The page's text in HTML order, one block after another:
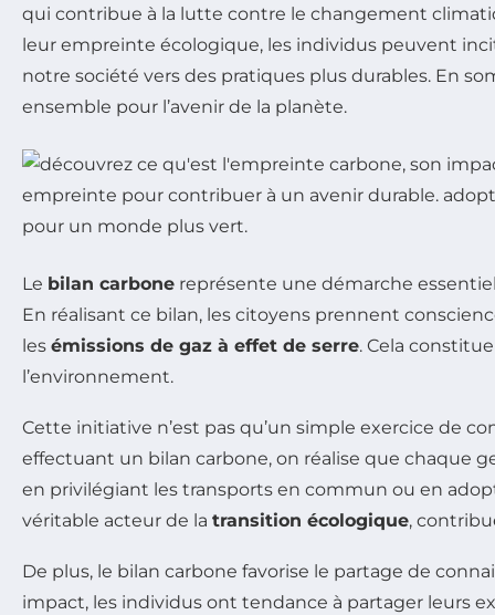
qui contribue à la lutte contre le changement
leur empreinte écologique, les individus peuvent
notre société vers des pratiques plus durables. En
ensemble pour l’avenir de la planète.
Le bilan carbone représente une démarche
En réalisant ce bilan, les citoyens prennent
les émissions de gaz à effet de serre. Cela
l’environnement.
Cette initiative n’est pas qu’un simple exercice de
effectuant un bilan carbone, on réalise que chaque
en privilégiant les transports en commun ou en
véritable acteur de la transition écologique,
De plus, le bilan carbone favorise le partage de
impact, les individus ont tendance à partager leurs